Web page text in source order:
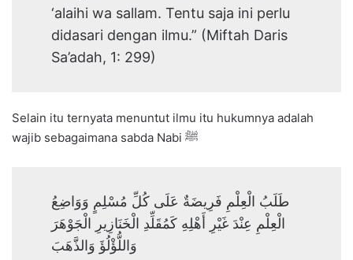
‘alaihi wa sallam. Tentu saja ini perlu
didasari dengan ilmu.” (Miftah Daris
Sa’adah, 1: 299)
Selain itu ternyata menuntut ilmu itu hukumnya adalah
طَلَبُ الْعِلْمِ فَرِيضَةٌ عَلَى كُلِّ مُسْلِمٍ وَوَاضِعُ
الْعِلْمِ عِنْدَ غَيْرِ أَهْلِهِ كَمُقَلِّدِ الْخَنَازِيرِ الْجَوْهَرَ
وَاللُّؤْلُؤَ وَالذَّهَبَ